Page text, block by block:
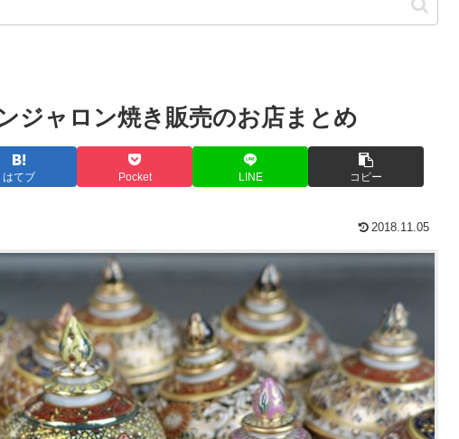
ジャロン焼き販売のお店まとめ
はてブ Pocket LINE コピー
2018.11.05